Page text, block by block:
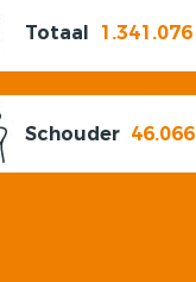
Totaal 1.341.076
Schouder 46.066